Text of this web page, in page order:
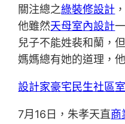
關注總之綠裝修設計
他雖然天母室內設計
兒子不能姓裴和蘭，
媽媽總有她的道理，
設計家豪宅民生社區
7月16日，朱孝天直商